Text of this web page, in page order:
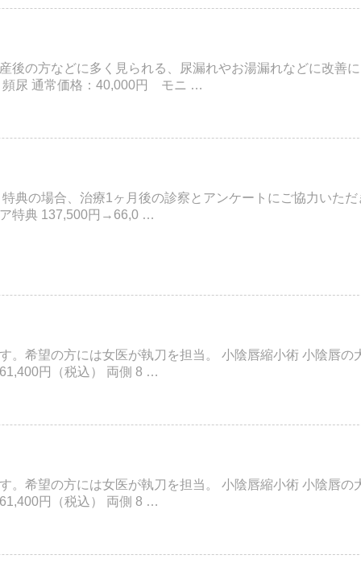
後の方などに多く見られる、尿漏れやお湯漏れなどに改善
頻尿 通常価格：40,000円 モニ …
典の場合、治療1ヶ月後の診察とアンケートにご協力いただ
ア特典 137,500円→66,0 …
。希望の方には女医が執刀を担当。 小陰唇縮小術 小陰唇の
円（税込） 両側 8 …
。希望の方には女医が執刀を担当。 小陰唇縮小術 小陰唇の
円（税込） 両側 8 …